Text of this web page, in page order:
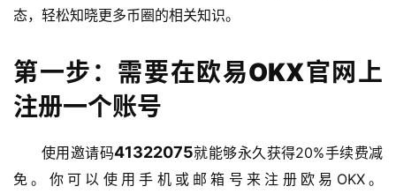
态，轻松知晓更多币圈的相关知识。
第一步：需要在欧易OKX官网上
注册一个账号
使用邀请码41322075就能够永久获得20%手续费减
免。你可以使用手机或邮箱号来注册欧易OKX。